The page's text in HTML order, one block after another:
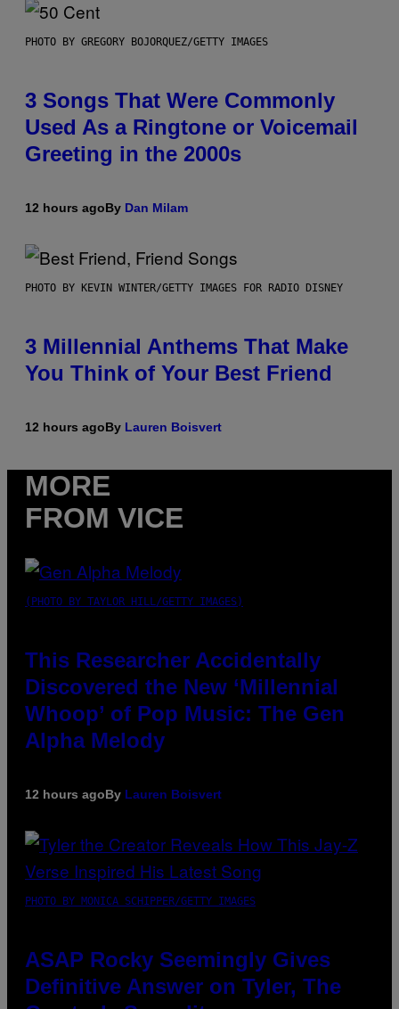
PHOTO BY GREGORY BOJORQUEZ/GETTY IMAGES
3 Songs That Were Commonly
Used As a Ringtone or Voicemail
Greeting in the 2000s
12 hours agoBy Dan Milam
PHOTO BY KEVIN WINTER/GETTY IMAGES FOR RADIO DISNEY
3 Millennial Anthems That Make
You Think of Your Best Friend
12 hours agoBy Lauren Boisvert
MORE
FROM VICE
(PHOTO BY TAYLOR HILL/GETTY IMAGES)
This Researcher Accidentally
Discovered the New ‘Millennial
Whoop’ of Pop Music: The Gen
Alpha Melody
12 hours agoBy Lauren Boisvert
PHOTO BY MONICA SCHIPPER/GETTY IMAGES
ASAP Rocky Seemingly Gives
Definitive Answer on Tyler, The